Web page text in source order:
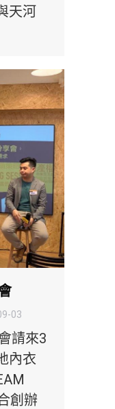
天河
03
請來3
內衣
創辦